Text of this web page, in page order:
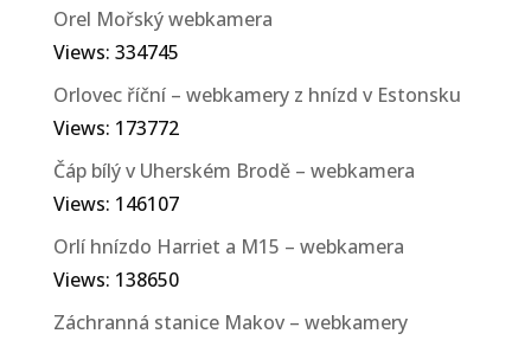
Orel Mořský webkamera
Views: 334745
Orlovec říční – webkamery z hnízd v Estonsku
Views: 173772
Čáp bílý v Uherském Brodě – webkamera
Views: 146107
Orlí hnízdo Harriet a M15 – webkamera
Views: 138650
Záchranná stanice Makov – webkamery